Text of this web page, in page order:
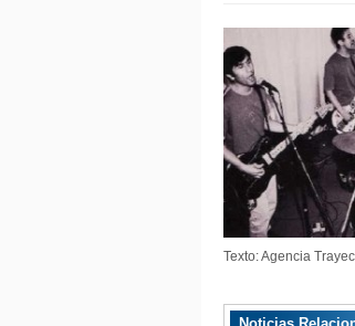
Texto: Agencia